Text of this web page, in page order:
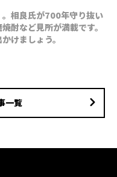
相良氏が700年守り抜い
酎など見所が満載です。
けましょう。
一覧